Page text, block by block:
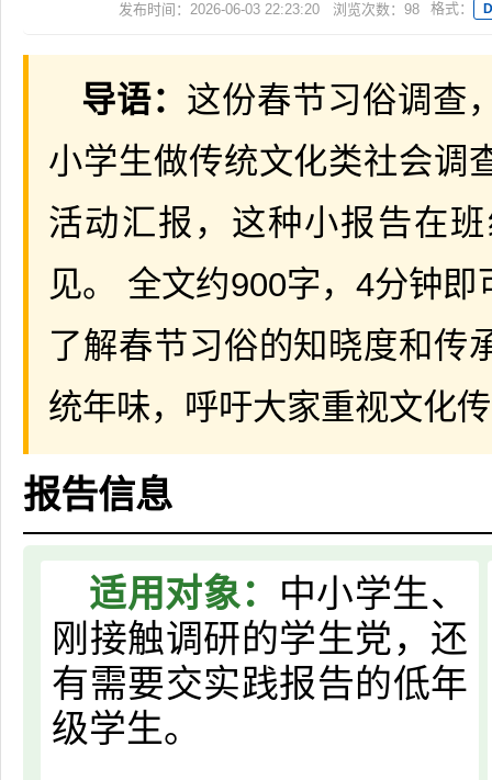
发布时间：2026-06-03 22:23:20 浏览次数： 98 格式：
导语： 这份春节习俗调查
小学生做传统文化类社会调
活动汇报，这种小报告在
见。 全文约900字，4分钟
了解春节习俗的知晓度和传
统年味，呼吁大家重视文化
报告信息
适用对象： 中小学生、
刚接触调研的学生党，还
有需要交实践报告的低年
级学生。